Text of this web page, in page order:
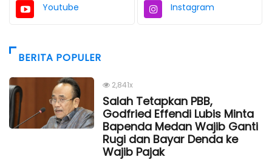
Youtube Instagram
BERITA POPULER
2,841x
Salah Tetapkan PBB,
Godfried Effendi Lubis Minta
Bapenda Medan Wajib Ganti
Rugi dan Bayar Denda ke
Wajib Pajak